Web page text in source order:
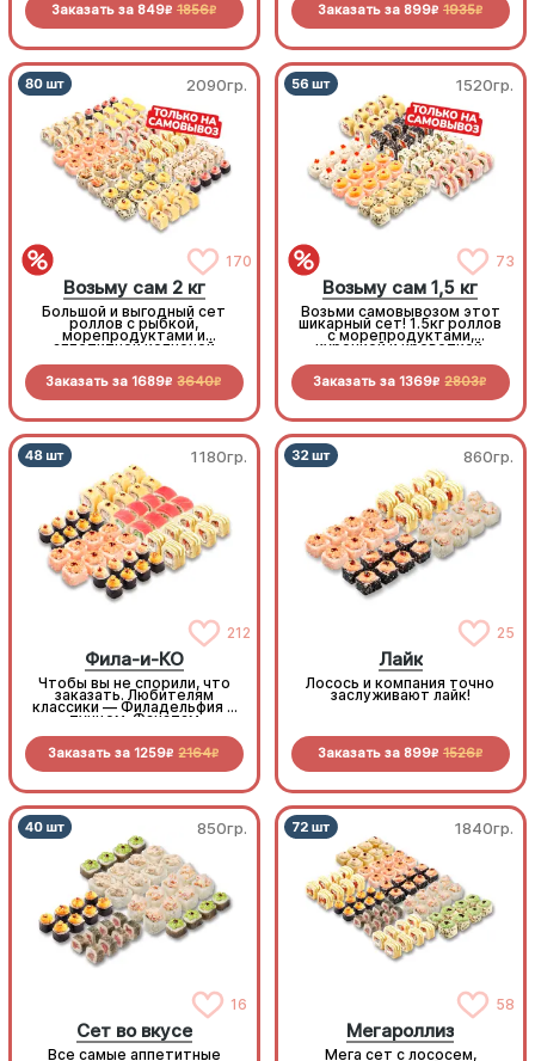
Заказать за 849R 1856R Заказать за 899R 1935R
2090гр.
170
Возьму сам 2 кг
Большой и выгодный сет
роллов с рыбкой,
морепродуктами и
аппетитной копченой
забирай самовывозом!
Заказать за 1689R 3640R
1520гр.
73
Возьму сам 1,5 кг
Возьми самовывозом этот
шикарный сет! 1.5кг роллов
с морепродуктами,
курочкой и креветкой.
Заказать за 1369R 2803R
1180гр.
212
Фила-и-КО
Чтобы вы не спорили, что
заказать. Любителям
классики — Филадельфия с
тунцом. Фанатам
темпура с королевским
окунем и курочкой.
как попкорн, а насыщают
как полноценное блюдо.
Такая компания понравится
Заказать за 1259R 2164R
860гр.
25
Лайк
Лосось и компания точно
заслуживают лайк!
Заказать за 899R 1526R
850гр.
16
Сет во вкусе
Все самые аппетитные
1840гр.
58
Мегароллиз
Мега сет с лососем,